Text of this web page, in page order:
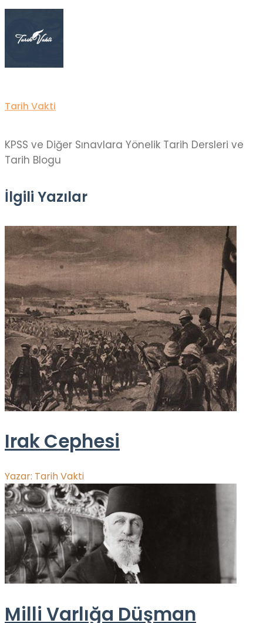
Tarih Vakti
KPSS ve Diğer Sınavlara Yönelik Tarih Dersleri ve
Tarih Blogu
İlgili Yazılar
Irak Cephesi
Yazar: Tarih Vakti
Milli Varlığa Düşman